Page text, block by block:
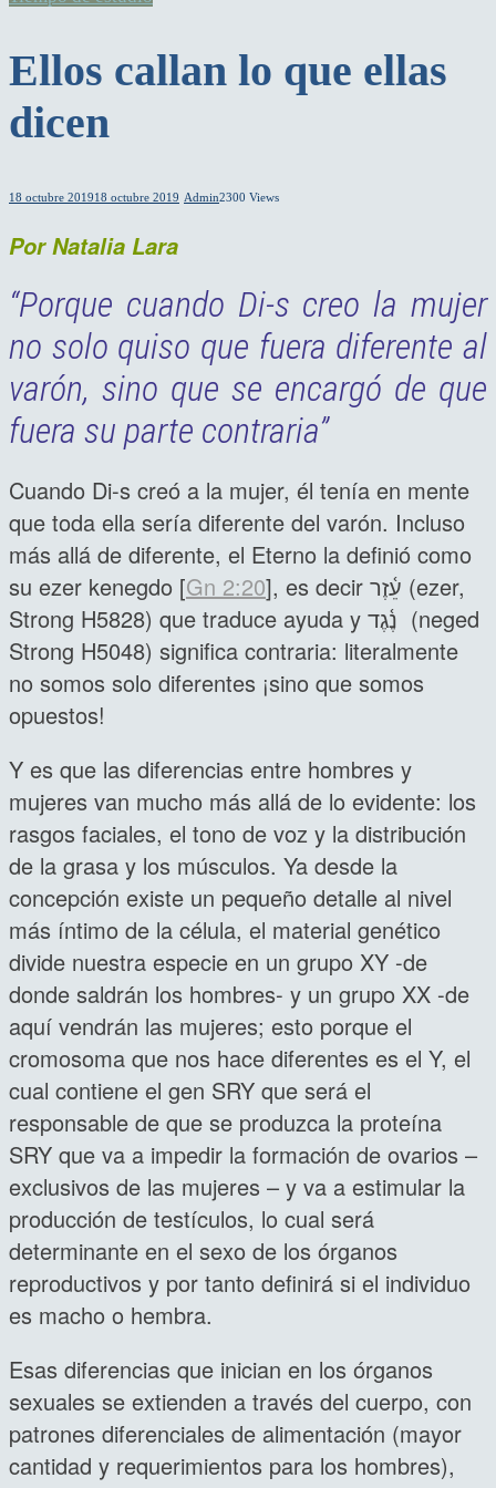
Ellos callan lo que ellas
dicen
18 octubre 201918 octubre 2019 Admin2300 Views
Por Natalia Lara
“Porque cuando Di-s creo la mujer
no solo quiso que fuera diferente al
varón, sino que se encargó de que
fuera su parte contraria”
Cuando Di-s creó a la mujer, él tenía en mente
que toda ella sería diferente del varón. Incluso
más allá de diferente, el Eterno la definió como
su ezer kenegdo [Gn 2:20], es decir עֵ֫זֶר (ezer,
Strong H5828) que traduce ayuda y נֶ֫גֶד (neged
Strong H5048) significa contraria: literalmente
no somos solo diferentes ¡sino que somos
opuestos!
Y es que las diferencias entre hombres y
mujeres van mucho más allá de lo evidente: los
rasgos faciales, el tono de voz y la distribución
de la grasa y los músculos. Ya desde la
concepción existe un pequeño detalle al nivel
más íntimo de la célula, el material genético
divide nuestra especie en un grupo XY -de
donde saldrán los hombres- y un grupo XX -de
aquí vendrán las mujeres; esto porque el
cromosoma que nos hace diferentes es el Y, el
cual contiene el gen SRY que será el
responsable de que se produzca la proteína
SRY que va a impedir la formación de ovarios –
exclusivos de las mujeres – y va a estimular la
producción de testículos, lo cual será
determinante en el sexo de los órganos
reproductivos y por tanto definirá si el individuo
es macho o hembra.
Esas diferencias que inician en los órganos
sexuales se extienden a través del cuerpo, con
patrones diferenciales de alimentación (mayor
cantidad y requerimientos para los hombres),